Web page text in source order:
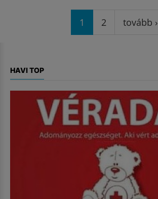
1 2 tovább ›
HAVI TOP